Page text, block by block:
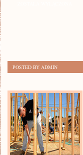
POSTED BY ADMIN